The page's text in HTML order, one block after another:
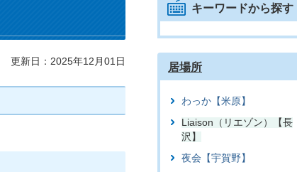
更新日：2025年12月01日
キーワードから探す
居場所
わっか【米原】
Liaison（リエゾン）【長
沢】
夜会【宇賀野】